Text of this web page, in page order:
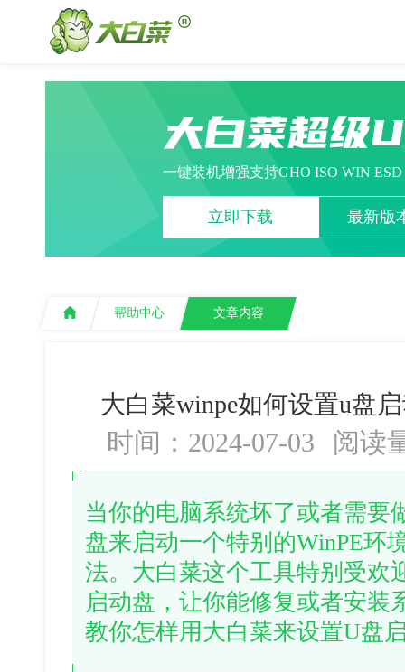
大白菜超级
一键装机增强支持GHO ISO WIN
立即下载 最新版
帮助中心 文章内容
大白菜winpe如何设置u盘
时间：2024-07-03 阅读
当你的电脑系统坏了或者需要
盘来启动一个特别的WinPE环
法。大白菜这个工具特别受欢
启动盘，让你能修复或者安装
教你怎样用大白菜来设置U盘